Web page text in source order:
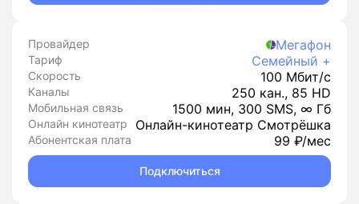
Провайдер Мегафон
Тариф Семейный +
Скорость 100 Мбит/с
Каналы 250 кан., 85 HD
Мобильная связь 1500 мин, 300 SMS, ∞ Гб
Онлайн кинотеатр Онлайн-кинотеатр Смотрёшка
Абонентская плата 99 ₽/мес
Подключиться